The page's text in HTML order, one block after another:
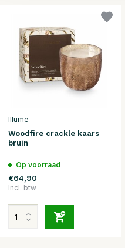
Illume
Woodfire crackle kaars
bruin
Op voorraad
€64,90
Incl. btw